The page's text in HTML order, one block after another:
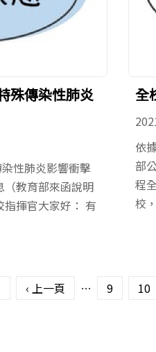
殊傳染性肺炎
性肺炎影響衝擊
（教育部來函說明
揮官大家好： 有
全
依
部
程
校
‹ 上一頁 … 9 10